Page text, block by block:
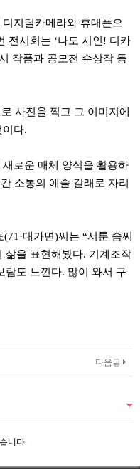
지털카메라와 휴대폰으
전시회는 ‘나도 시인! 디카
작품과 공모전 수상작 등
사진을 찍고 그 이미지에
이다.
로운 매체 양식을 활용하
소통의 예술 갈래로 자리
대가면)씨는 “서툰 솜씨
삶을 표현해봤다. 기계조작
람도 느낀다. 많이 와서 구
다음글
니다.